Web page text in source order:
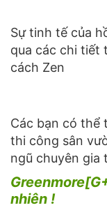
Sự tinh tế của
qua các chi tiết
cách Zen
Các bạn có thể
thi công sân
ngũ chuyên gia
nhiên !